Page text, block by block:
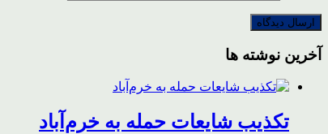
آخرین نوشته ها
تکذیب شایعات حمله به خرم‌آباد